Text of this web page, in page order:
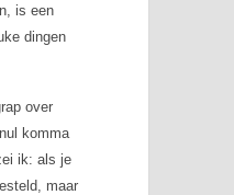
is een
dingen
over
komma
ik: als je
maar